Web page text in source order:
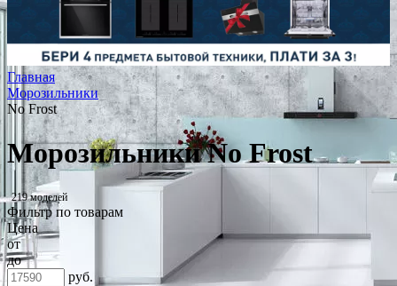
Главная
Морозильники
No Frost
Морозильники No Frost
219 моделей
Фильтр по товарам
Цена
от
до
руб.